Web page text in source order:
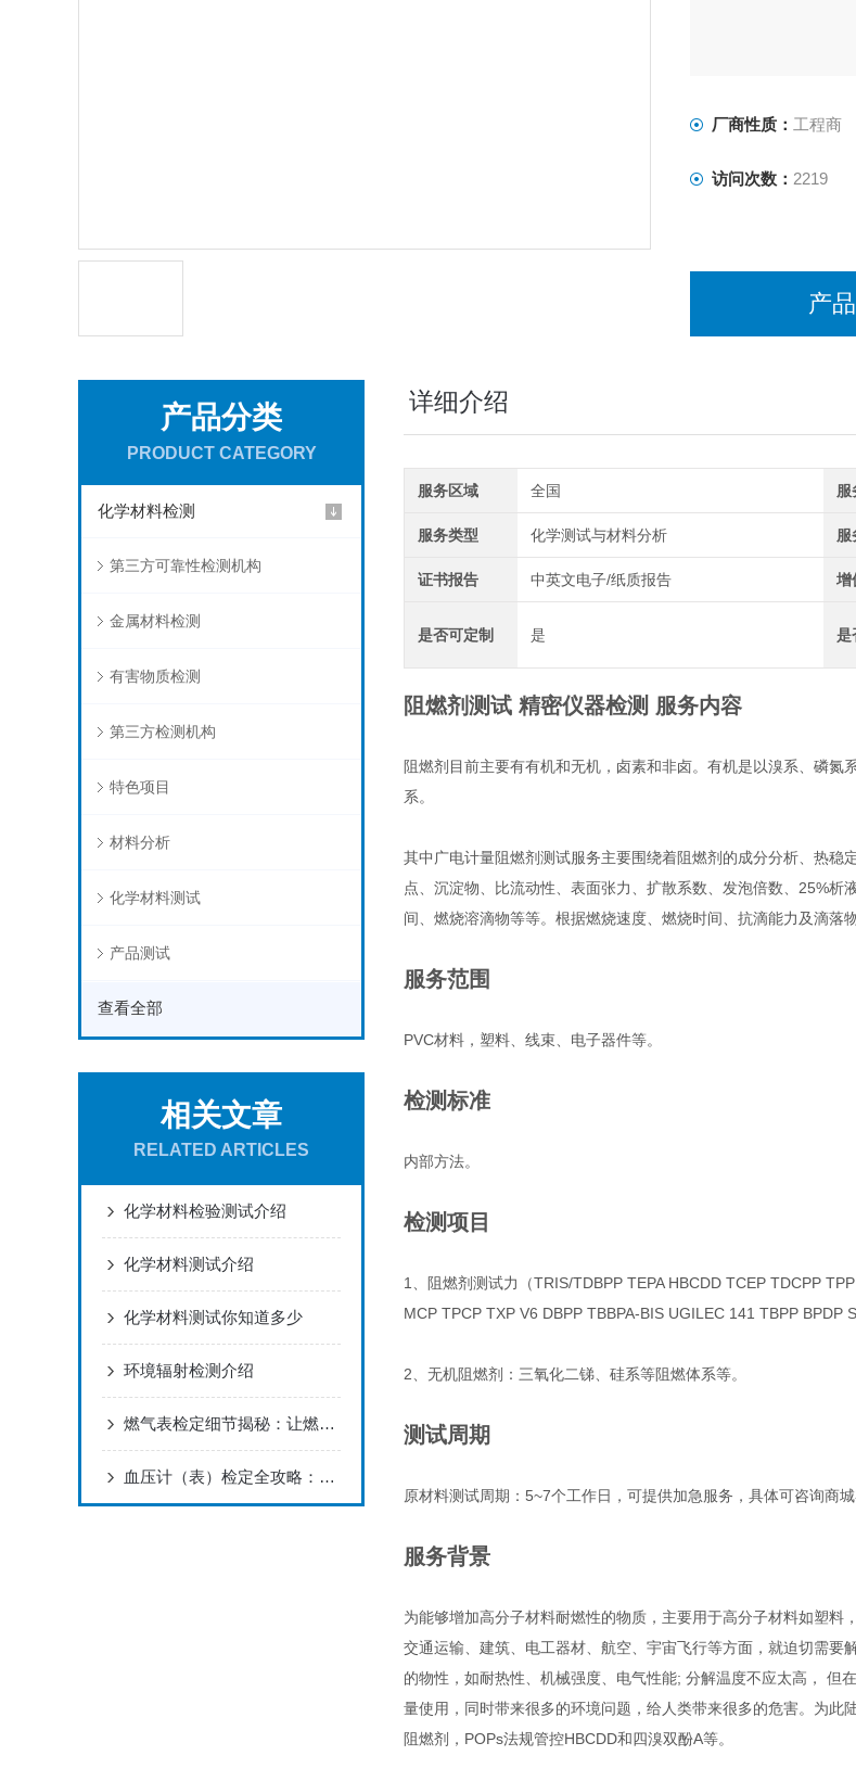
厂商性质： 工程商
访问次数： 2219
产
产品分类
PRODUCT CATEGORY
化学材料检测
第三方可靠性检测机构
金属材料检测
有害物质检测
第三方检测机构
特色项目
材料分析
化学材料测试
产品测试
查看全部
相关文章
RELATED ARTICLES
化学材料检验测试介绍
化学材料测试介绍
化学材料测试你知道多少
环境辐射检测介绍
燃气表检定细节揭秘：让燃气计量更安全更可靠
血压计（表）检定全攻略：预防高血压风险从准确测量入手
详细介绍
服务区域 全国 服
服务类型 化学测试与材料分析 服
证书报告 中英文电子/纸质报告 增
是否可定制 是 是
阻燃剂测试 精密仪器检测 服务内容
阻燃剂目前主要有有机和无机，卤素和非卤。有机是以溴系、磷
系。
其中广电计量阻燃剂测试服务主要围绕着阻燃剂的成分分析、热
点、沉淀物、比流动性、表面张力、扩散系数、发泡倍数、25%
间、燃烧溶滴物等等。根据燃烧速度、燃烧时间、抗滴能力及滴落
服务范围
PVC材料，塑料、线束、电子器件等。
检测标准
内部方法。
检测项目
1、阻燃剂测试力（TRIS/TDBPP TEPA HBCDD TCEP TDCPP
MCP TPCP TXP V6 DBPP TBBPA-BIS UGILEC 141 TBPP
2、无机阻燃剂：三氧化二锑、硅系等阻燃体系等。
测试周期
原材料测试周期：5~7个工作日，可提供加急服务，具体可咨询商城
服务背景
为能够增加高分子材料耐燃性的物质，主要用于高分子材料如塑
交通运输、建筑、电工器材、航空、宇宙飞行等方面，就迫切需
的物性，如耐热性、机械强度、电气性能; 分解温度不应太高， 但
量使用，同时带来很多的环境问题，给人类带来很多的危害。为
阻燃剂，POPs法规管控HBCDD和四溴双酚A等。